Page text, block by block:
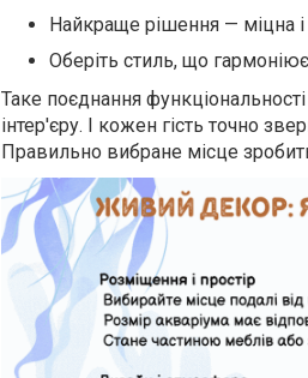
Найкраще рішення — міцна і
Оберіть стиль, що
Таке поєднання
інтер'єру. І кожен гість точно
Правильно вибране місце